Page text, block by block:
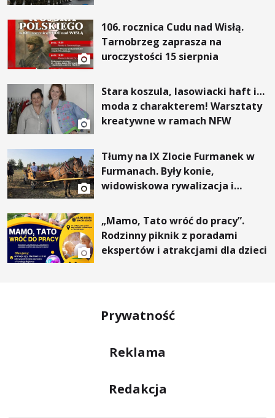
106. rocznica Cudu nad Wisłą.
Tarnobrzeg zaprasza na
uroczystości 15 sierpnia
Stara koszula, lasowiacki haft i…
moda z charakterem! Warsztaty
kreatywne w ramach NFW
Tłumy na IX Zlocie Furmanek w
Furmanach. Były konie,
widowiskowa rywalizacja i
„Mamo, Tato wróć do pracy”.
Rodzinny piknik z poradami
ekspertów i atrakcjami dla dzieci
Prywatność
Reklama
Redakcja